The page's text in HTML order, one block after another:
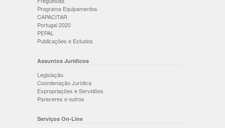
Programa Equipamentos
CAPACITAR
Portugal 2020
PEPAL
Publicações e Estudos
Assuntos Jurídicos
Legislação
Coordenação Jurídica
Expropriações e Servidões
Pareceres e outros
Serviços On-Line